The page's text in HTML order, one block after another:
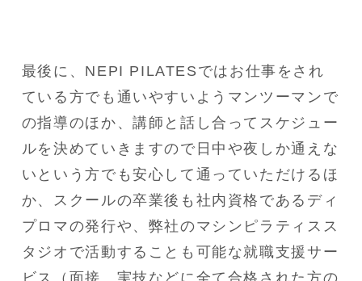
最後に、NEPI PILATESではお仕事をされ
ている方でも通いやすいようマンツーマンで
の指導のほか、講師と話し合ってスケジュー
ルを決めていきますので日中や夜しか通えな
いという方でも安心して通っていただけるほ
か、スクールの卒業後も社内資格であるディ
プロマの発行や、弊社のマシンピラティスス
タジオで活動することも可能な就職支援サー
ビス（面接、実技などに全て合格された方の